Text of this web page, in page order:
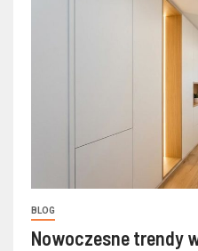
BLOG
Nowoczesne trendy